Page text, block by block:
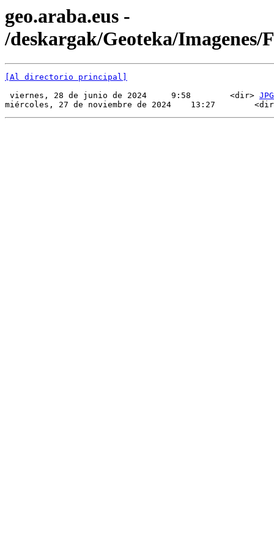
geo.araba.eus -
/deskargak/Geoteka/Imagenes/
[Al directorio principal]
viernes, 28 de junio de 2024     9:58        <dir> JPG
miércoles, 27 de noviembre de 2024    13:27